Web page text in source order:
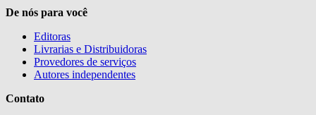
De nós para você
Editoras
Livrarias e Distribuidoras
Provedores de serviços
Autores independentes
Contato